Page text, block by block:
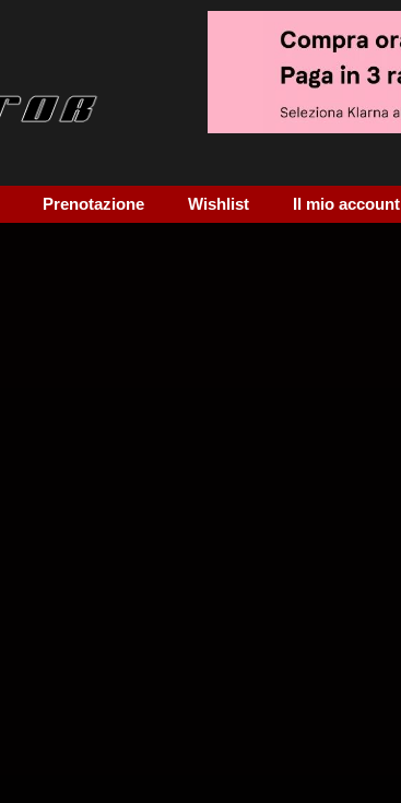
Prenotazione Wishlist Il mio account